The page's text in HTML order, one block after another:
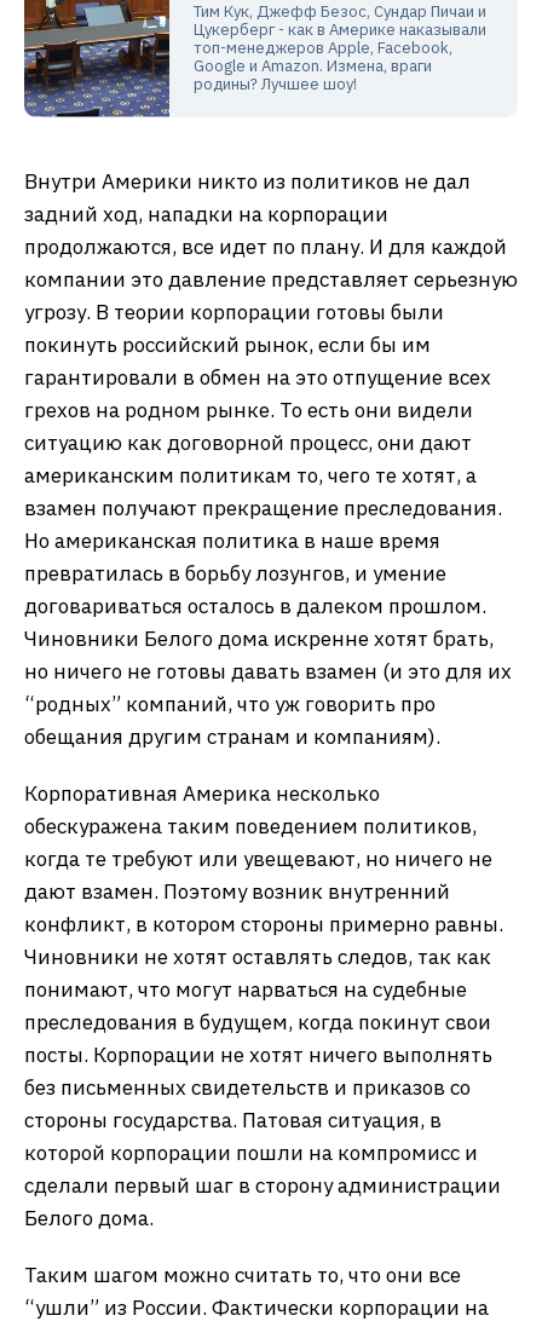
Тим Кук, Джефф Безос, Сундар Пичаи и
Цукерберг - как в Америке наказывали
топ-менеджеров Apple, Facebook,
Google и Amazon. Измена, враги
родины? Лучшее шоу!
Внутри Америки никто из политиков не дал
задний ход, нападки на корпорации
продолжаются, все идет по плану. И для каждой
компании это давление представляет серьезную
угрозу. В теории корпорации готовы были
покинуть российский рынок, если бы им
гарантировали в обмен на это отпущение всех
грехов на родном рынке. То есть они видели
ситуацию как договорной процесс, они дают
американским политикам то, чего те хотят, а
взамен получают прекращение преследования.
Но американская политика в наше время
превратилась в борьбу лозунгов, и умение
договариваться осталось в далеком прошлом.
Чиновники Белого дома искренне хотят брать,
но ничего не готовы давать взамен (и это для их
“родных” компаний, что уж говорить про
обещания другим странам и компаниям).
Корпоративная Америка несколько
обескуражена таким поведением политиков,
когда те требуют или увещевают, но ничего не
дают взамен. Поэтому возник внутренний
конфликт, в котором стороны примерно равны.
Чиновники не хотят оставлять следов, так как
понимают, что могут нарваться на судебные
преследования в будущем, когда покинут свои
посты. Корпорации не хотят ничего выполнять
без письменных свидетельств и приказов со
стороны государства. Патовая ситуация, в
которой корпорации пошли на компромисс и
сделали первый шаг в сторону администрации
Белого дома.
Таким шагом можно считать то, что они все
“ушли” из России. Фактически корпорации на